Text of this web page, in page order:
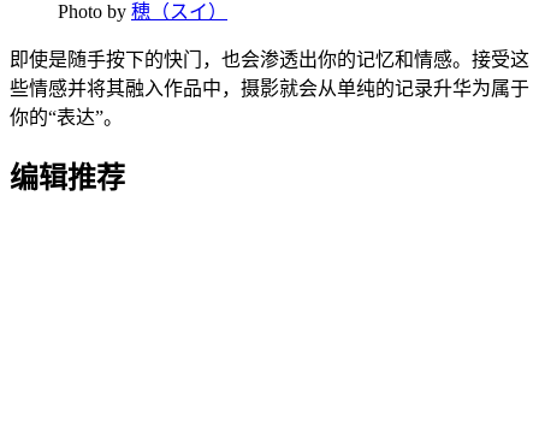
Photo by 穂（スイ）
即使是随手按下的快门，也会渗透出你的记忆和情感。接受这
些情感并将其融入作品中，摄影就会从单纯的记录升华为属于
你的“表达”。
编辑推荐